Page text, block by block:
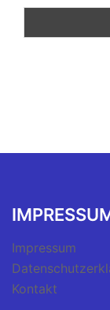
Impressum
Kontakt